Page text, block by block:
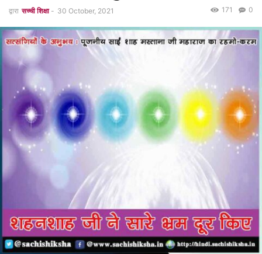
द्वारा सच्ची शिक्षा - 30 October, 2021 0
171